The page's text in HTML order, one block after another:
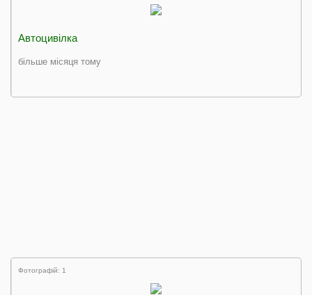
Автоцивілка
більше місяця тому
Фотографій: 1